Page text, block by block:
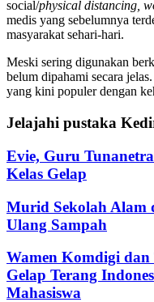
social/physical distancing,
medis yang sebelumnya
masyarakat sehari-hari.
Meski sering digunakan
belum dipahami secara
yang kini populer dengan
Jelajahi pustaka
Evie, Guru
Kelas Gelap
Murid Sekolah Alam
Ulang Sampah
Wamen Komdigi
Gelap Terang
Mahasiswa